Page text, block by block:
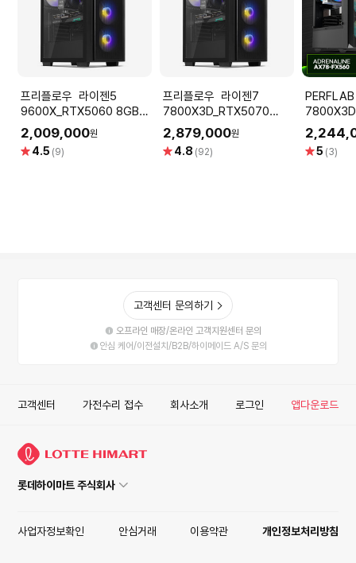
프리플로우 라이젠5
9600X_RTX5060 8GB
컴퓨터본체 (ULTRA
GAMING R5 R6_B32G)
AMD 게이밍컴퓨터 조립PC
2,009,000원
별 4.5 (9)
프리플로우 라이젠7
7800X3D_RTX5070
12GB 컴퓨터본체 (ULTRA
GAMING X7 A57L) AMD
게이밍컴퓨터 조립PC
2,879,000원
별 4.8 (92)
PERFLAB 라이
8GB
퓨터 데스
별5 (3)
고객센터 문의하기
오프라인 매장/온라인 고객지원센터 문의
안심 케어/이전설치/B2B/하이메이드 A/S 문의
고객센터 가전수리 접수 회사소개 로그인 앱다운로드
롯데하이마트 주식회사
사업자정보확인 안심거래 이용약관 개인정보처리방침